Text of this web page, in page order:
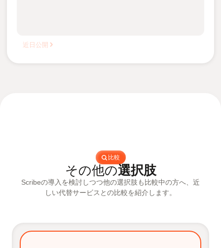
近日公開
比較
その他の選択肢
Scribeの導入を検討しつつ他の選択肢も比較中の方へ、近
しい代替サービスとの比較を紹介します。